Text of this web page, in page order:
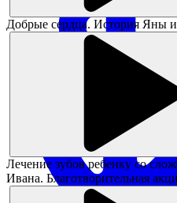
Добрые сердца. История Яны
Лечение зубов ребенку со
Ивана. Благотворительная